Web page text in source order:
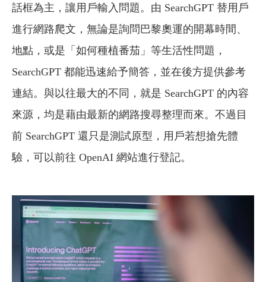
話框為主，讓用戶輸入問題。由 SearchGPT 替用戶
進行網路爬文，無論是詢問巴黎奧運的開幕時間、
地點，或是「如何種植番茄」等生活性問題，
SearchGPT 都能迅速給予簡答，並在後方提供參考
連結。與以往最大的不同，就是 SearchGPT 的內容
來源，均是藉由最新的網路搜尋整理而來。不過目
前 SearchGPT 還只是測試原型，用戶若想搶先體
驗，可以前往 OpenAI 網站進行登記。